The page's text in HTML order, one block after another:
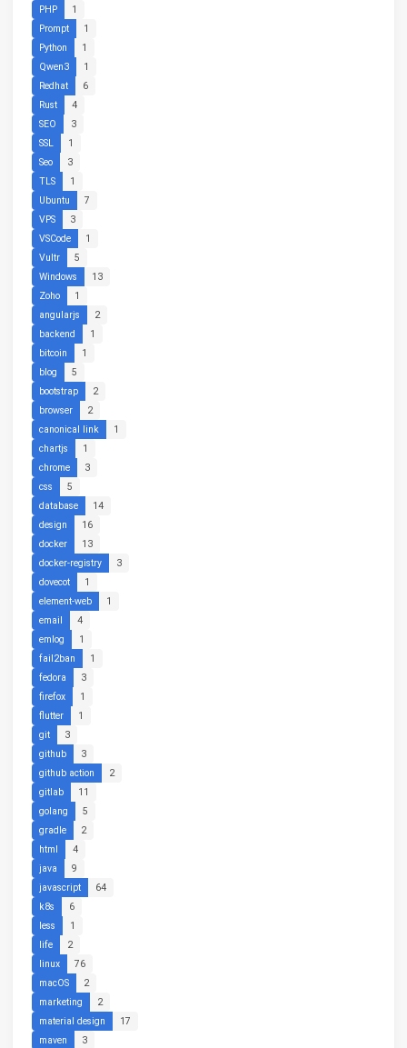
PHP
1
Prompt
1
Python
1
Qwen3
1
Redhat
6
Rust
4
SEO
3
SSL
1
Seo
3
TLS
1
Ubuntu
7
VPS
3
VSCode
1
Vultr
5
Windows
13
Zoho
1
angularjs
2
backend
1
bitcoin
1
blog
5
bootstrap
2
browser
2
canonical link
1
chartjs
1
chrome
3
css
5
database
14
design
16
docker
13
docker-registry
3
dovecot
1
element-web
1
email
4
emlog
1
fail2ban
1
fedora
3
firefox
1
flutter
1
git
3
github
3
github action
2
gitlab
11
golang
5
gradle
2
html
4
java
9
javascript
64
k8s
6
less
1
life
2
linux
76
macOS
2
marketing
2
material design
17
maven
3